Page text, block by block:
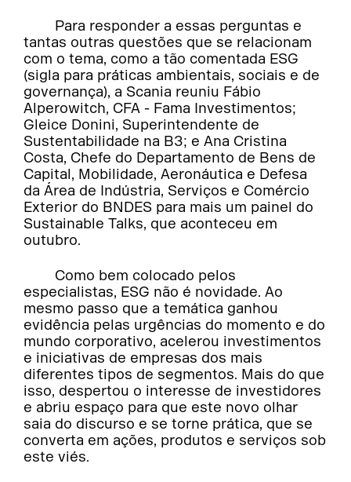
Para responder a essas perguntas e
tantas outras questões que se relacionam
com o tema, como a tão comentada ESG
(sigla para práticas ambientais, sociais e de
governança), a Scania reuniu Fábio
Alperowitch, CFA - Fama Investimentos;
Gleice Donini, Superintendente de
Sustentabilidade na B3; e Ana Cristina
Costa, Chefe do Departamento de Bens de
Capital, Mobilidade, Aeronáutica e Defesa
da Área de Indústria, Serviços e Comércio
Exterior do BNDES para mais um painel do
Sustainable Talks, que aconteceu em
outubro.
Como bem colocado pelos
especialistas, ESG não é novidade. Ao
mesmo passo que a temática ganhou
evidência pelas urgências do momento e do
mundo corporativo, acelerou investimentos
e iniciativas de empresas dos mais
diferentes tipos de segmentos. Mais do que
isso, despertou o interesse de investidores
e abriu espaço para que este novo olhar
saia do discurso e se torne prática, que se
converta em ações, produtos e serviços sob
este viés.